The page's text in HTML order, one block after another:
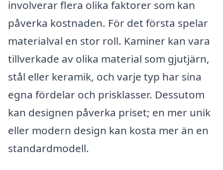
involverar flera olika faktorer som kan
påverka kostnaden. För det första spelar
materialval en stor roll. Kaminer kan vara
tillverkade av olika material som gjutjärn,
stål eller keramik, och varje typ har sina
egna fördelar och prisklasser. Dessutom
kan designen påverka priset; en mer unik
eller modern design kan kosta mer än en
standardmodell.